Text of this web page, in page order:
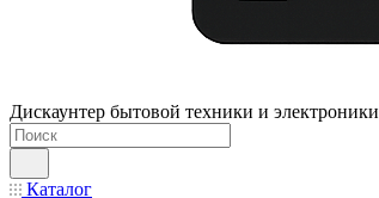
Дискаунтер бытовой техники и электроники
Каталог